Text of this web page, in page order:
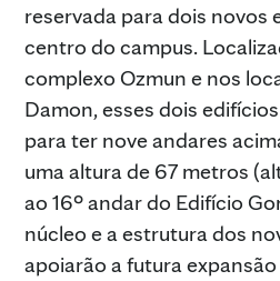
reservada para dois novos
centro do campus.
complexo Ozmun e nos
Damon, esses dois
para ter nove andares
uma altura de 67 metros
ao 16º andar do Edifício
núcleo e a estrutura dos
apoiarão a futura